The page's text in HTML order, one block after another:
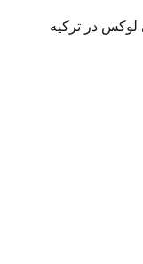
لوکس در ترکیه